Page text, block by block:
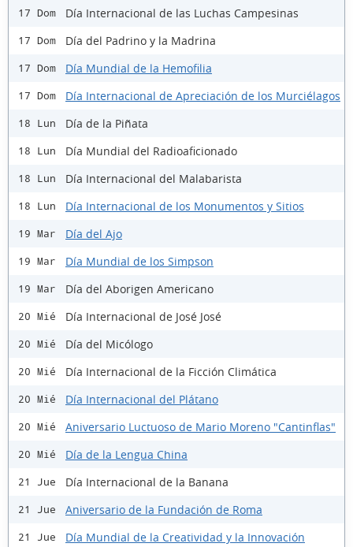
17 Dom Día Internacional de las Luchas Campesinas
17 Dom Día del Padrino y la Madrina
17 Dom Día Mundial de la Hemofilia
17 Dom Día Internacional de Apreciación de los Murciélagos
18 Lun Día de la Piñata
18 Lun Día Mundial del Radioaficionado
18 Lun Día Internacional del Malabarista
18 Lun Día Internacional de los Monumentos y Sitios
19 Mar Día del Ajo
19 Mar Día Mundial de los Simpson
19 Mar Día del Aborigen Americano
20 Mié Día Internacional de José José
20 Mié Día del Micólogo
20 Mié Día Internacional de la Ficción Climática
20 Mié Día Internacional del Plátano
20 Mié Aniversario Luctuoso de Mario Moreno "Cantinflas"
20 Mié Día de la Lengua China
21 Jue Día Internacional de la Banana
21 Jue Aniversario de la Fundación de Roma
21 Jue Día Mundial de la Creatividad y la Innovación